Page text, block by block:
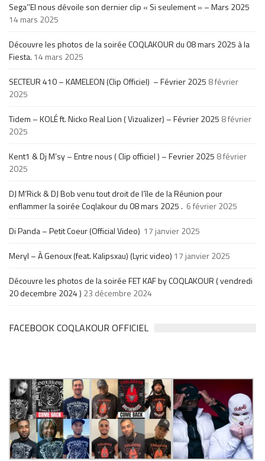
Sega’’El nous dévoile son dernier clip « Si seulement » – Mars 2025
14 mars 2025
Découvre les photos de la soirée COQLAKOUR du 08 mars 2025 à la
Fiesta. 14 mars 2025
SECTEUR 410 – KAMELEON (Clip Officiel) – Février 2025 8 février
2025
Tidem – KOLÉ ft. Nicko Real Lion ( Vizualizer) – Février 2025 8 février
2025
Kent1 & Dj M’sy – Entre nous ( Clip officiel ) – Fevrier 2025 8 février
2025
DJ M’Rick & DJ Bob venu tout droit de l’île de la Réunion pour
enflammer la soirée Coqlakour du 08 mars 2025 . 6 février 2025
Di Panda – Petit Coeur (Official Video) 17 janvier 2025
Meryl – À Genoux (feat. Kalipsxau) (Lyric video) 17 janvier 2025
Découvre les photos de la soirée FET KAF by COQLAKOUR ( vendredi
20 decembre 2024 ) 23 décembre 2024
FACEBOOK COQLAKOUR OFFICIEL